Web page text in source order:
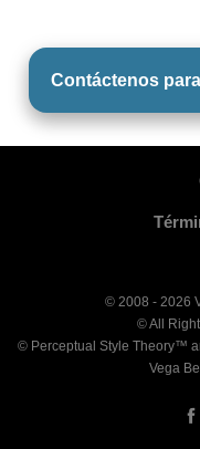
Contáctenos
© 2008 - 2026
© All
© Perceptual Style Theory™
Vega